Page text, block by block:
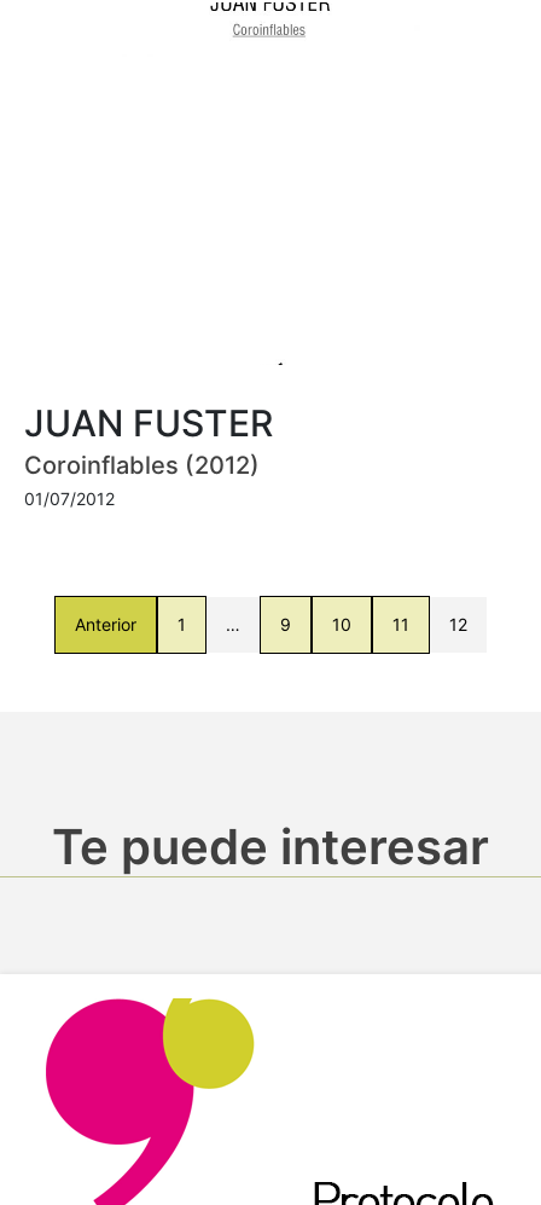
JUAN FUSTER
Coroinflables (2012)
01/07/2012
Anterior 1 … 9 10 11 12
Te puede interesar